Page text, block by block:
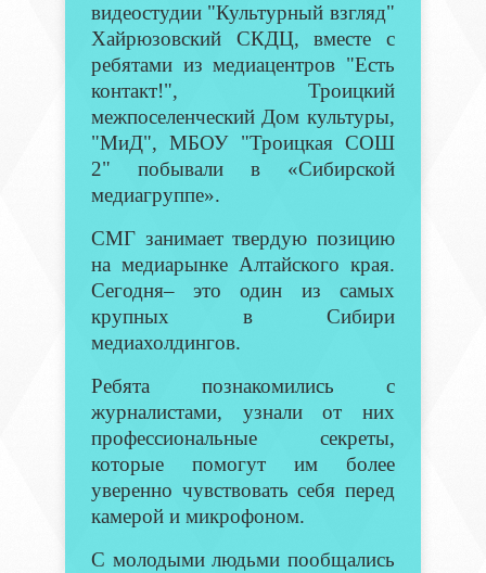
видеостудии "Культурный взгляд"
Хайрюзовский СКДЦ, вместе с
ребятами из медиацентров "Есть
контакт!", Троицкий
межпоселенческий Дом культуры,
"МиД", МБОУ "Троицкая СОШ
2" побывали в «Сибирской
медиагруппе».
СМГ занимает твердую позицию
на медиарынке Алтайского края.
Сегодня– это один из самых
крупных в Сибири
медиахолдингов.
Ребята познакомились с
журналистами, узнали от них
профессиональные секреты,
которые помогут им более
уверенно чувствовать себя перед
камерой и микрофоном.
С молодыми людьми пообщались